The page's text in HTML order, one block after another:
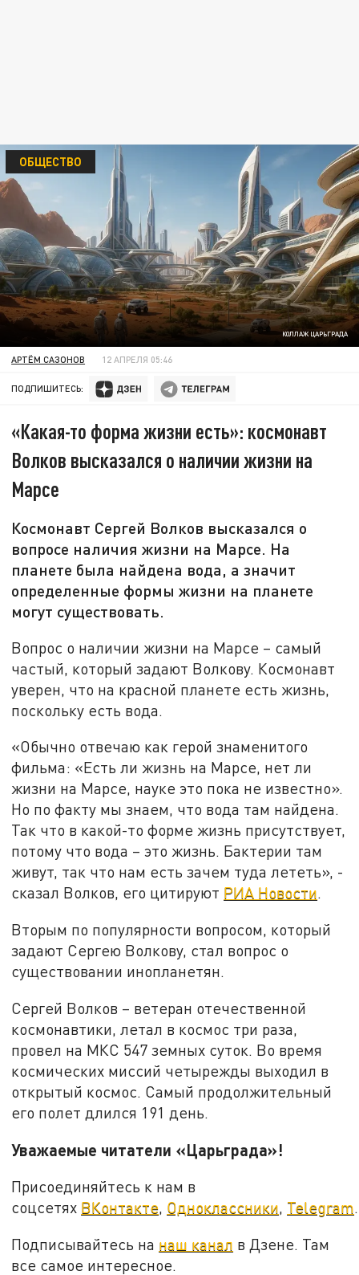
КОЛЛАЖ ЦАРЬГРАДА
ОБЩЕСТВО
АРТЁМ САЗОНОВ 12 АПРЕЛЯ 05:46
ПОДПИШИТЕСЬ:
«Какая-то форма жизни есть»: космонавт
Волков высказался о наличии жизни на
Марсе
Космонавт Сергей Волков высказался о
вопросе наличия жизни на Марсе. На
планете была найдена вода, а значит
определенные формы жизни на планете
могут существовать.
Вопрос о наличии жизни на Марсе – самый
частый, который задают Волкову. Космонавт
уверен, что на красной планете есть жизнь,
поскольку есть вода.
«Обычно отвечаю как герой знаменитого
фильма: «Есть ли жизнь на Марсе, нет ли
жизни на Марсе, науке это пока не известно».
Но по факту мы знаем, что вода там найдена.
Так что в какой-то форме жизнь присутствует,
потому что вода – это жизнь. Бактерии там
живут, так что нам есть зачем туда лететь», -
сказал Волков, его цитируют РИА Новости.
Вторым по популярности вопросом, который
задают Сергею Волкову, стал вопрос о
существовании инопланетян.
Сергей Волков – ветеран отечественной
космонавтики, летал в космос три раза,
провел на МКС 547 земных суток. Во время
космических миссий четырежды выходил в
открытый космос. Самый продолжительный
его полет длился 191 день.
Уважаемые читатели «Царьграда»!
Присоединяйтесь к нам в
соцсетях ВКонтакте, Одноклассники, Telegram.
Подписывайтесь на наш канал в Дзене. Там
все самое интересное.